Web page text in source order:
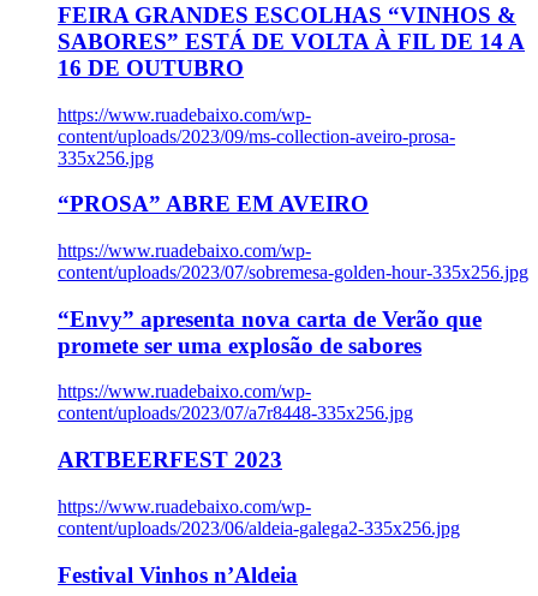
FEIRA GRANDES ESCOLHAS “VINHOS &
SABORES” ESTÁ DE VOLTA À FIL DE 14 A
16 DE OUTUBRO
https://www.ruadebaixo.com/wp-
content/uploads/2023/09/ms-collection-aveiro-prosa-
335x256.jpg
“PROSA” ABRE EM AVEIRO
https://www.ruadebaixo.com/wp-
content/uploads/2023/07/sobremesa-golden-hour-335x256.jpg
“Envy” apresenta nova carta de Verão que
promete ser uma explosão de sabores
https://www.ruadebaixo.com/wp-
content/uploads/2023/07/a7r8448-335x256.jpg
ARTBEERFEST 2023
https://www.ruadebaixo.com/wp-
content/uploads/2023/06/aldeia-galega2-335x256.jpg
Festival Vinhos n’Aldeia